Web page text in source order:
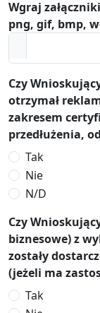
Wgraj
png, gif, bmp,
Czy
otrzymał
zakresem
przedłużenia,
Tak
Nie
N/D
Czy
biznesowe) z
zostały
(jeżeli ma
Tak